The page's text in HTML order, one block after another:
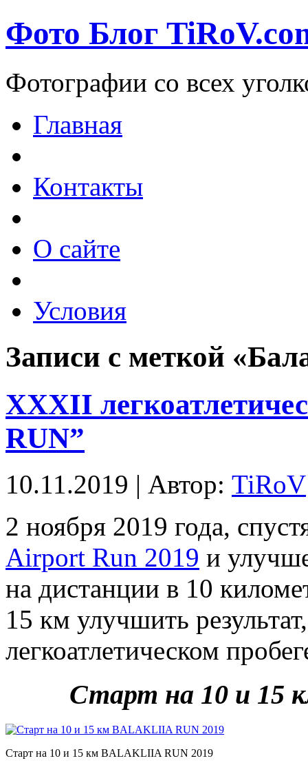
Фото Блог
Фотографии со всех
Главная
Контакты
О сайте
Условия
Записи с меткой
ХХХІІ
RUN”
10.11.2019 | Автор: TiRoV
2 ноября 2019 года,
Airport Run 2019 и
на дистанции в 10
15 км улучшить
легкоатлетическом
Старт на 10 и 15
Старт на 10 и 15 км BALAKLIIA RUN 2019